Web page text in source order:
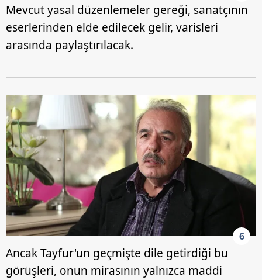
Mevcut yasal düzenlemeler gereği, sanatçının
eserlerinden elde edilecek gelir, varisleri
arasında paylaştırılacak.
6
Ancak Tayfur'un geçmişte dile getirdiği bu
görüşleri, onun mirasının yalnızca maddi